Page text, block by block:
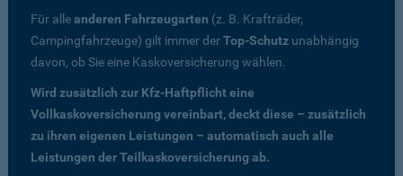
Für alleanderen Fahrzeugarten (z. B. Krafträder,
Campingfahrzeuge) gilt immer derTop-Schutz unabhängig
davon, ob Sie eine Kaskoversicherung wählen.
Wird zusätzlich zur Kfz-Haftpflicht eine
Vollkaskoversicherung vereinbart, deckt diese – zusätzlich
zu ihren eigenen Leistungen – automatisch auch alle
Leistungen der Teilkaskoversicherung ab.